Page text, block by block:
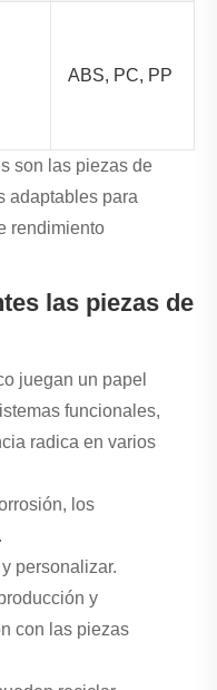
ABS, PC, PP
son las piezas de
adaptables para
rendimiento
las piezas de
juegan un papel
funcionales,
radica en varios
los
personalizar.
y
con las piezas